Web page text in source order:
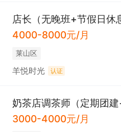
店长（无晚班+节假日休
4000-8000元/月
莱山区
羊悦时光 认证
奶茶店调茶师（定期团建
3000-4000元/月